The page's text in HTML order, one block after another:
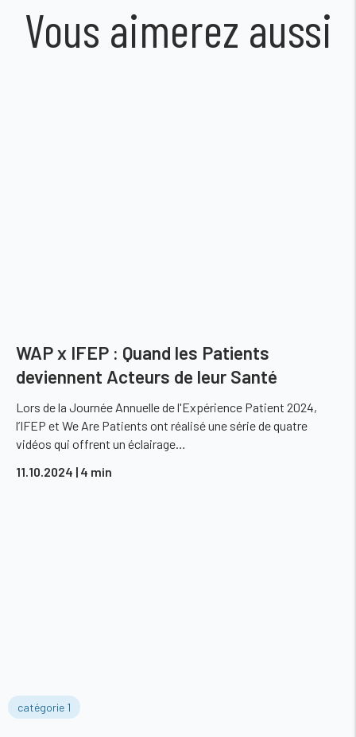
Vous aimerez aussi
WAP x IFEP : Quand les Patients
deviennent Acteurs de leur Santé
Lors de la Journée Annuelle de l'Expérience Patient 2024,
l’IFEP et We Are Patients ont réalisé une série de quatre
vidéos qui offrent un éclairage…
11.10.2024 | 4 min
catégorie 1